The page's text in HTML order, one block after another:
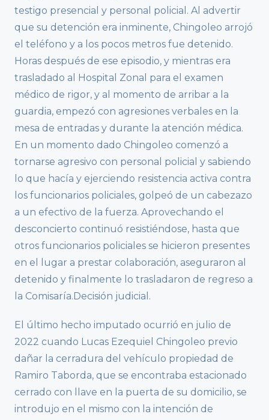
testigo presencial y personal policial. Al advertir
que su detención era inminente, Chingoleo arrojó
el teléfono y a los pocos metros fue detenido.
Horas después de ese episodio, y mientras era
trasladado al Hospital Zonal para el examen
médico de rigor, y al momento de arribar a la
guardia, empezó con agresiones verbales en la
mesa de entradas y durante la atención médica.
En un momento dado Chingoleo comenzó a
tornarse agresivo con personal policial y sabiendo
lo que hacía y ejerciendo resistencia activa contra
los funcionarios policiales, golpeó de un cabezazo
a un efectivo de la fuerza. Aprovechando el
desconcierto continuó resistiéndose, hasta que
otros funcionarios policiales se hicieron presentes
en el lugar a prestar colaboración, aseguraron al
detenido y finalmente lo trasladaron de regreso a
la Comisaría.Decisión judicial.
El último hecho imputado ocurrió en julio de
2022 cuando Lucas Ezequiel Chingoleo previo
dañar la cerradura del vehículo propiedad de
Ramiro Taborda, que se encontraba estacionado
cerrado con llave en la puerta de su domicilio, se
introdujo en el mismo con la intención de